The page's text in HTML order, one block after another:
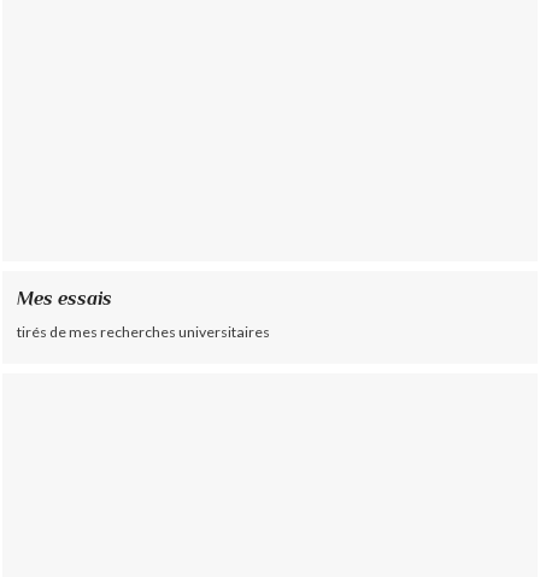
Mes essais
tirés de mes recherches universitaires